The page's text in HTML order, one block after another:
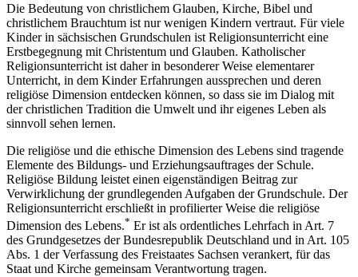
Die Bedeutung von christlichem Glauben, Kirche, Bibel und
christlichem Brauchtum ist nur wenigen Kindern vertraut. Für viele
Kinder in sächsischen Grundschulen ist Religionsunterricht eine
Erstbegegnung mit Christentum und Glauben. Katholischer
Religionsunterricht ist daher in besonderer Weise elementarer
Unterricht, in dem Kinder Erfahrungen aussprechen und deren
religiöse Dimension entdecken können, so dass sie im Dialog mit
der christlichen Tradition die Umwelt und ihr eigenes Leben als
sinnvoll sehen lernen.
Die religiöse und die ethische Dimension des Lebens sind tragende
Elemente des Bildungs- und Erziehungsauftrages der Schule.
Religiöse Bildung leistet einen eigenständigen Beitrag zur
Verwirklichung der grundlegenden Aufgaben der Grundschule. Der
Religionsunterricht erschließt in profilierter Weise die religiöse
Dimension des Lebens.* Er ist als ordentliches Lehrfach in Art. 7
des Grundgesetzes der Bundesrepublik Deutschland und in Art. 105
Abs. 1 der Verfassung des Freistaates Sachsen verankert, für das
Staat und Kirche gemeinsam Verantwortung tragen.